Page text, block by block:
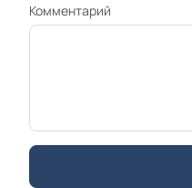
Комментарий